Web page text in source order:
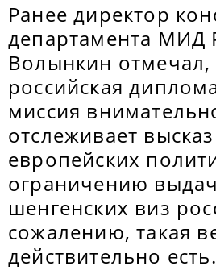
Ранее директор
департамента МИД
Волынкин отмечал,
российская
миссия
отслеживает
европейских
ограничению
шенгенских виз
сожалению, такая
действительно есть.